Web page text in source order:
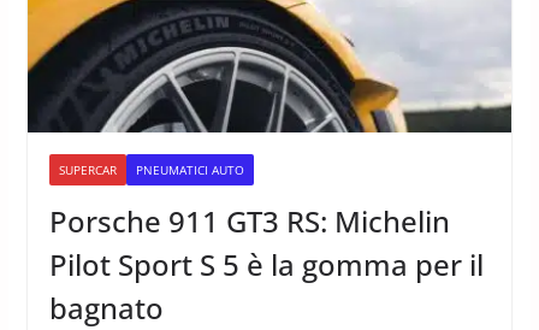
SUPERCAR PNEUMATICI AUTO
Porsche 911 GT3 RS: Michelin
Pilot Sport S 5 è la gomma per il
bagnato